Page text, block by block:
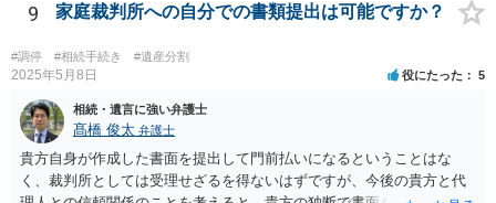
9 家庭裁判所への自分での書類提出は可能ですか？
#調停 #相続手続き #遺産分割
2025年5月8日 役にたった 5
相続・遺言に強い弁護士
髙橋 俊太 弁護士
貴方自身が作成した書面を提出して門前払いになるということはな
く、裁判所としては受理せざるを得ないはずですが、今後の貴方と代